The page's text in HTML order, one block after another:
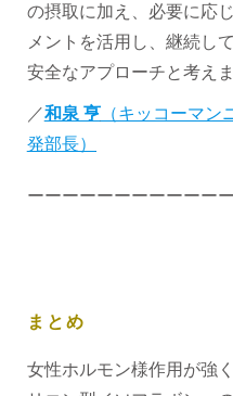
の摂取に加え、必要に応
メントを活用し、継続し
安全なアプローチと考えま
／和泉 亨（キッコーマン
発部長）
ーーーーーーーーーーー
まとめ
女性ホルモン様作用が強